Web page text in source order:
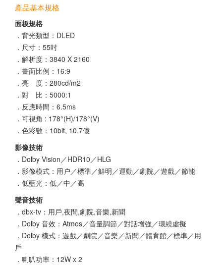
產品基本規格
面板規格
．背光類型：DLED
．尺寸：55吋
．解析度：3840 X 2160
．畫面比例：16:9
．亮 度：280cd/m2
．對 比：5000:1
．反應時間：6.5ms
．可視角 : 178°(H)/178°(V)
．色彩數：10bit, 10.7億
影像技術
．Dolby Vision／HDR10／HLG
．影像模式：用户／標準／鮮明／運動／劇院／遊戲／節能
．低藍光：低／中／高
聲音技術
．dbx-tv：用戶,夜間,劇院,音樂,新聞
．Dolby 音效：Atmos／音量調節／對話增強／環繞虛擬
．Dolby 模式：遊戲／劇院／音樂／新聞／體育館／標準／用
戶
．喇叭功率：12W x 2